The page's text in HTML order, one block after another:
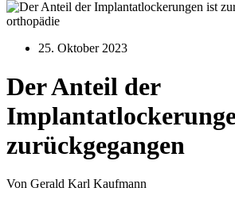
orthopädie
25. Oktober 2023
Der Anteil der
zurückgegangen
Von Gerald Karl Kaufmann